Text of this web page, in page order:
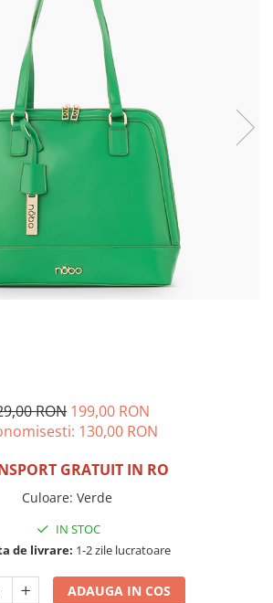
vara piele
iarna piele
RON 199,00 RON
130,00 RON
GRATUIT IN RO
Culoare: Verde
IN STOC
de livrare: 1-2 zile lucratoare
ADAUGA IN COS